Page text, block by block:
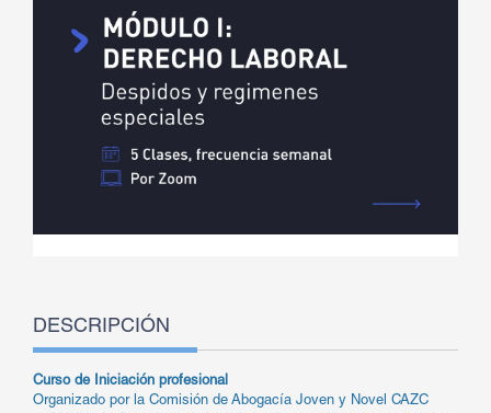
DESCRIPCIÓN
Curso de Iniciación profesional
Organizado por la Comisión de Abogacía Joven y Novel CAZC